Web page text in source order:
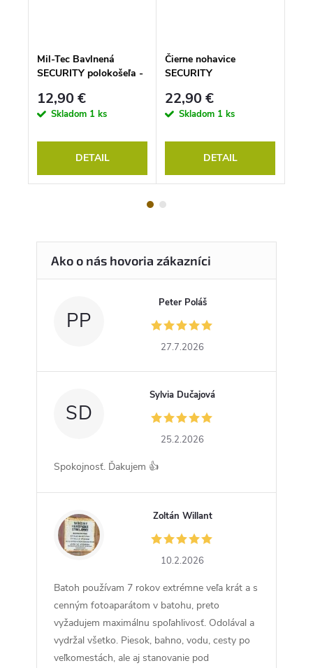
Mil-Tec Bavlnená
SECURITY polokošeľa -
12,90 €
Skladom 1 ks
DETAIL
Čierne nohavice
SECURITY
22,90 €
Skladom 1 ks
DETAIL
PP
Peter Poláš
27.7.2026
SD
Sylvia Dučajová
25.2.2026
Spokojnosť. Ďakujem 👍
ZW
Zoltán Willant
10.2.2026
Batoh používam 7 rokov extrémne veľa krát a s
cenným fotoaparátom v batohu, preto
vyžadujem maximálnu spoľahlivosť. Odolával a
vydržal všetko. Piesok, bahno, vodu, cesty po
veľkomestách, ale aj stanovanie pod